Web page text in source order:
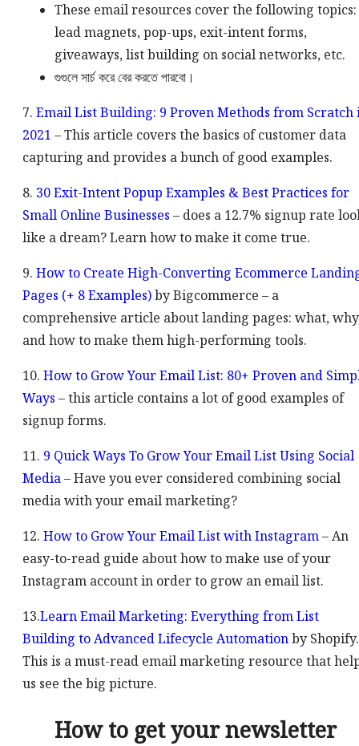
These email resources cover the following topics:
lead magnets, pop-ups, exit-intent forms,
giveaways, list building on social networks, etc.
গুগুলে সার্চ করে বের করতে পারবো।
7. Email List Building: 9 Proven Methods from Scratch
2021 – This article covers the basics of customer data
capturing and provides a bunch of good examples.
8. 30 Exit-Intent Popup Examples & Best Practices for
Small Online Businesses – does a 12.7% signup rate
like a dream? Learn how to make it come true.
9. How to Create High-Converting Ecommerce
Pages (+ 8 Examples)by Bigcommerce – a
comprehensive article about landing pages: what,
and how to make them high-performing tools.
10. How to Grow Your Email List: 80+ Proven and
Ways – this article contains a lot of good examples of
signup forms.
11. 9 Quick Ways To Grow Your Email List Using Social
Media– Have you ever considered combining social
media with your email marketing?
12. How to Grow Your Email List with Instagram– An
easy-to-read guide about how to make use of your
Instagram account in order to grow an email list.
13.Learn Email Marketing: Everything from List
Building to AdvancedLifecycle Automationby Shopify.
This is a must-read email marketing resource that
us see the big picture.
How to get your newsletter